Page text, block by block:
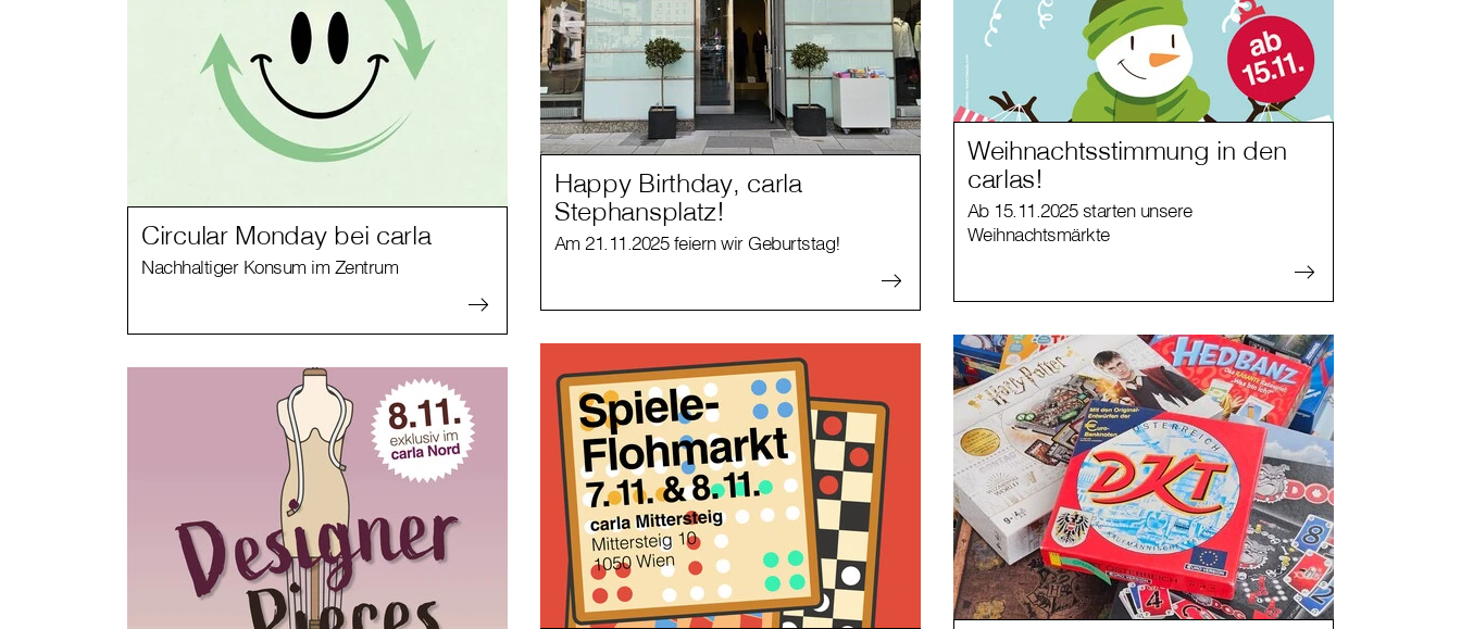
Circular Monday bei carla
Nachhaltiger Konsum im Zentrum
Happy Birthday, carla
Stephansplatz!
Am 21.11.2025 feiern wir Geburtstag!
Weihnachtsstimmung in den
carlas!
Ab 15.11.2025 starten unsere
Weihnachtsmärkte